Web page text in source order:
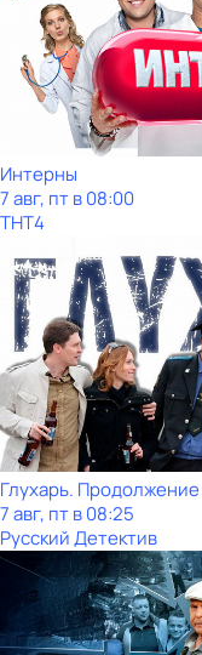
Интерны
7 авг, пт в 08:00
ТНТ4
Глухарь. Продолжение
7 авг, пт в 08:25
Русский Детектив